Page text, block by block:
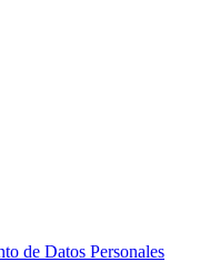
de Datos Personales